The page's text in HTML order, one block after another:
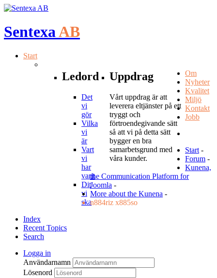
SentexaAB
Start
Ledord
Det
vi
gör
Vilka
vi
är
Vart
vi
har
varit
Dit
vi
ska
Uppdrag
Vårt uppdrag är att
leverera eltjänster på ett
tryggt och
förtroendegivande sätt
så att vi på detta sätt
bygger en bra
samarbetsgrund med
våra kunder.
Om
Nyheter
Kvalitet
Miljö
Kontakt
Jobb
Start -
Forum -
Kunena,
the Communication Platform for
Joomla -
More about the Kunena -
n884riz x885so
Index
Recent Topics
Search
Logga in
Användarnamn
Lösenord